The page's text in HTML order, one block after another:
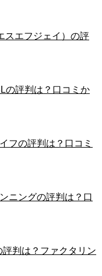
スエフジェイ）の評
の評判は？口コミか
フの評判は？口コミ
ニングの評判は？口
判は？ファクタリン